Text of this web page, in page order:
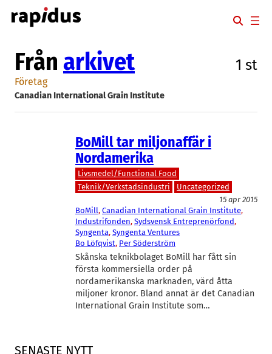
Hoppa
till
SENASTE NYTT
Från arkivet 1 st
Företag
Canadian International Grain Institute
BoMill tar miljonaffär i
Nordamerika
Livsmedel/Functional Food
Teknik/Verkstadsindustri
Uncategorized
15 apr 2015
BoMill, Canadian International Grain Institute
Industrifonden, Sydsvensk Entreprenörfond
Syngenta, Syngenta Ventures
Bo Löfqvist, Per Söderström
Skånska teknikbolaget BoMill har fått sin
första kommersiella order på
nordamerikanska marknaden, värd åtta
miljoner kronor. Bland annat är det Canadian
International Grain Institute som…